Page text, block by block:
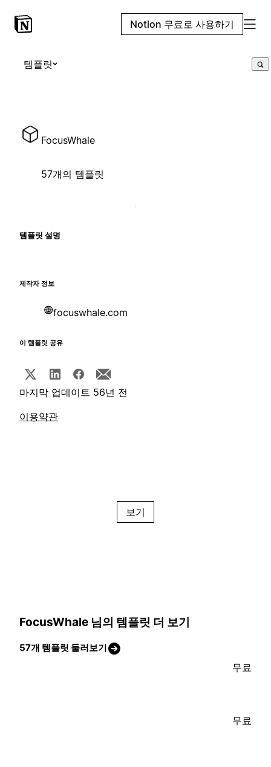
Notion 무료로 사용하기
템플릿
FocusWhale
57개의 템플릿
템플릿 설명
제작자 정보
focuswhale.com
이 템플릿 공유
마지막 업데이트 56년 전
이용약관
보기
FocusWhale 님의 템플릿 더 보기
57개 템플릿 둘러보기
무료
무료